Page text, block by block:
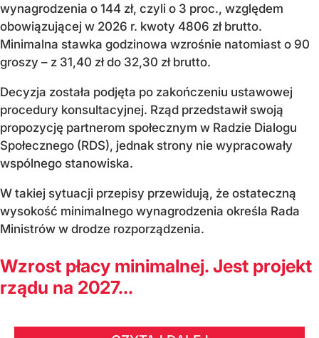
wynagrodzenia o 144 zł, czyli o 3 proc., względem
obowiązującej w 2026 r. kwoty 4806 zł brutto.
Minimalna stawka godzinowa wzrośnie natomiast o 90
groszy – z 31,40 zł do 32,30 zł brutto.
Decyzja została podjęta po zakończeniu ustawowej
procedury konsultacyjnej. Rząd przedstawił swoją
propozycję partnerom społecznym w Radzie Dialogu
Społecznego (RDS), jednak strony nie wypracowały
wspólnego stanowiska.
W takiej sytuacji przepisy przewidują, że ostateczną
wysokość minimalnego wynagrodzenia określa Rada
Ministrów w drodze rozporządzenia.
Wzrost płacy minimalnej. Jest projekt
rządu na 2027...